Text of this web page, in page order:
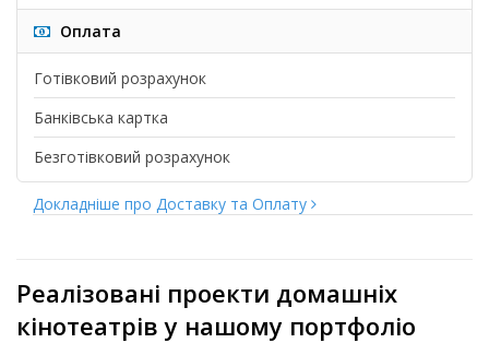
Оплата
Готівковий розрахунок
Банківська картка
Безготівковий розрахунок
Докладніше про Доставку та Оплату
Реалізовані проекти домашніх
кінотеатрів у нашому портфоліо